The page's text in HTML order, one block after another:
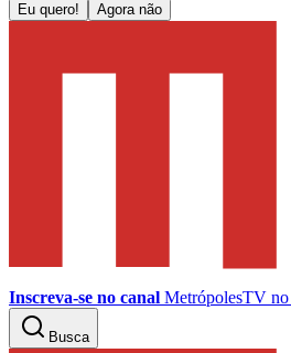
Eu quero! Agora não
Inscreva-se no canal MetrópolesTV no
Busca